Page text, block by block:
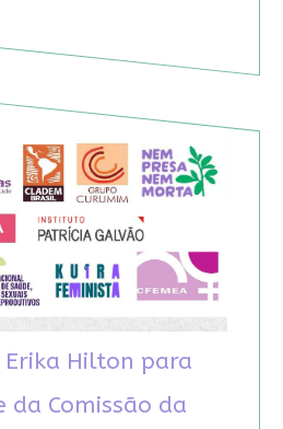
Erika Hilton para
da Comissão da